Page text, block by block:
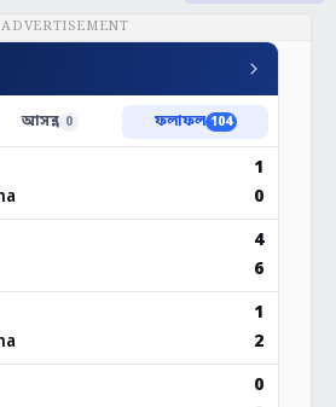
ADVERTISEMENT